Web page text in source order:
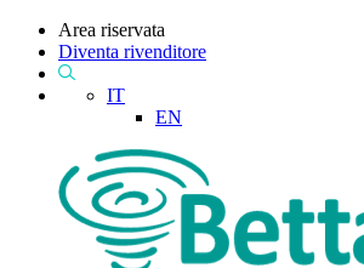
Area riservata
Diventa rivenditore
IT
EN